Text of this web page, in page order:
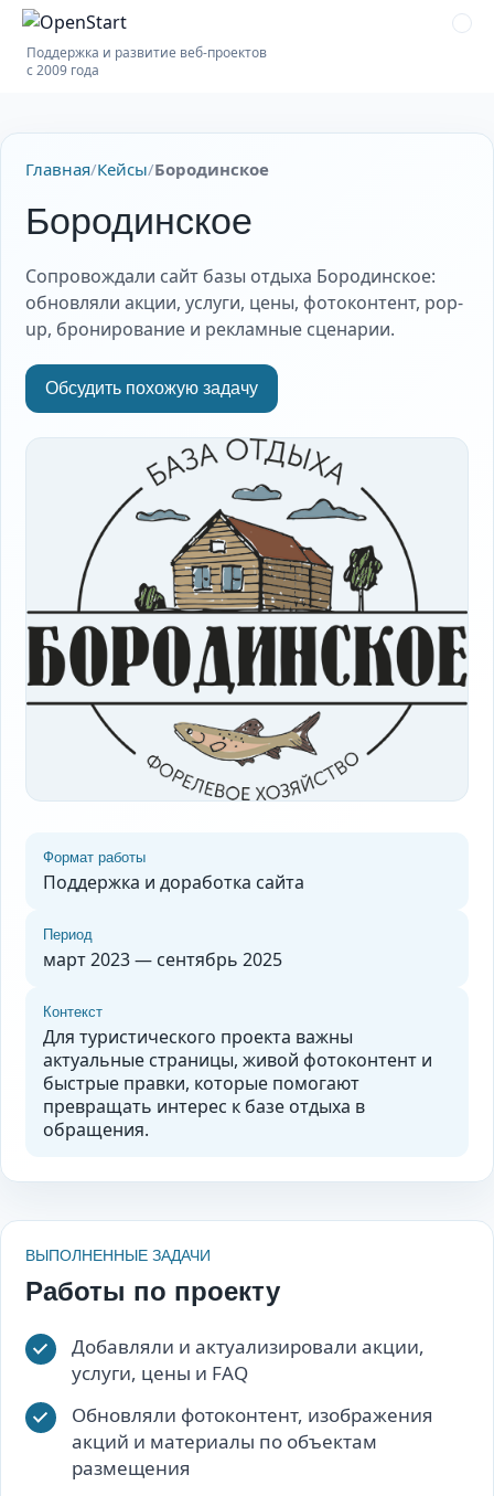
Поддержка и развитие веб-проектов
с 2009 года
Главная/Кейсы/Бородинское
Бородинское
Сопровождали сайт базы отдыха Бородинское:
обновляли акции, услуги, цены, фотоконтент, pop-
up, бронирование и рекламные сценарии.
Обсудить похожую задачу
Формат работы
Поддержка и доработка сайта
Период
март 2023 — сентябрь 2025
Контекст
Для туристического проекта важны
актуальные страницы, живой фотоконтент и
быстрые правки, которые помогают
превращать интерес к базе отдыха в
обращения.
ВЫПОЛНЕННЫЕ ЗАДАЧИ
Работы по проекту
Добавляли и актуализировали акции,
услуги, цены и FAQ
Обновляли фотоконтент, изображения
акций и материалы по объектам
размещения